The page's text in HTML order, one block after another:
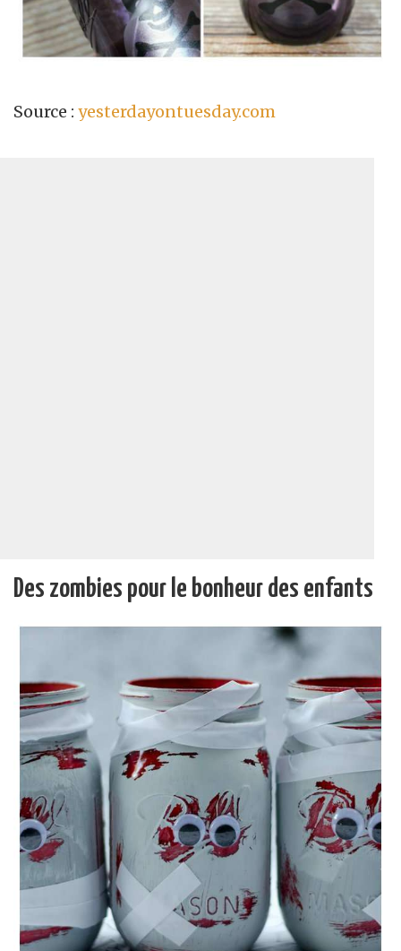
Source : yesterdayontuesday.com
Des zombies pour le bonheur des enfants